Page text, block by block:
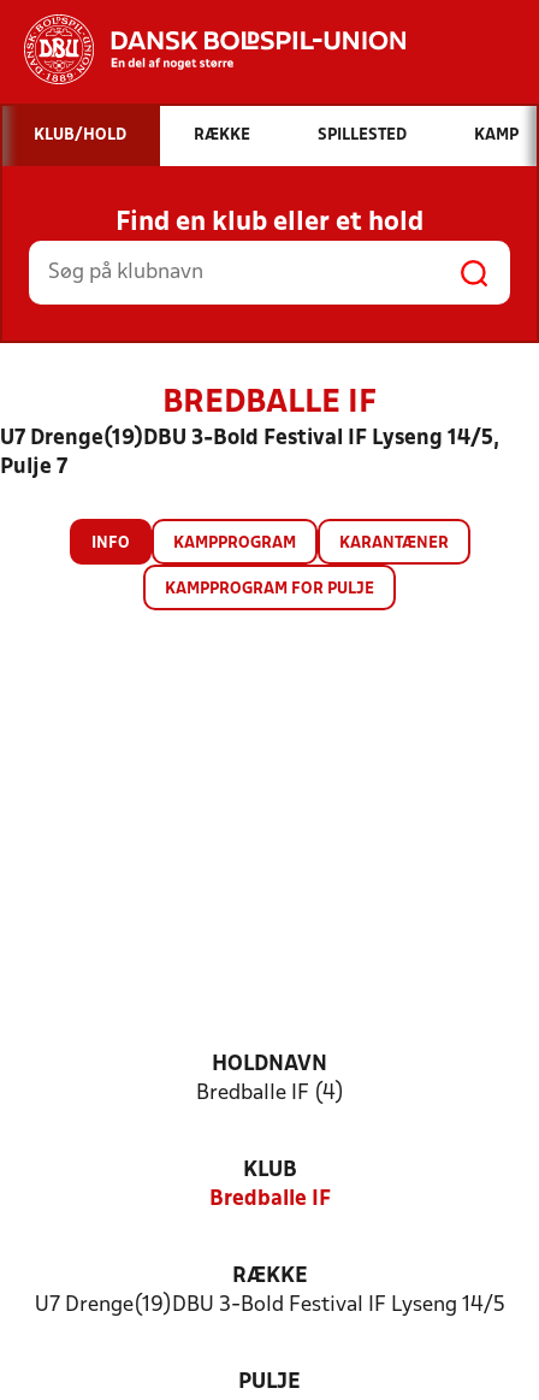
Hvad vil du søge efter?
INDHOLD OG NYHEDER
STILLINGER, RESULTATER, KLUBBER OG
HOLD
KLUB/HOLD RÆKKE SPILLESTED KAMP
Find en klub eller et hold
BREDBALLE IF
U7 Drenge(19)DBU 3-Bold Festival IF Lyseng 14/5,
Pulje 7
INFO KAMPPROGRAM KARANTÆNER
KAMPPROGRAM FOR PULJE
HOLDNAVN
Bredballe IF (4)
KLUB
Bredballe IF
RÆKKE
U7 Drenge(19)DBU 3-Bold Festival IF Lyseng 14/5
PULJE